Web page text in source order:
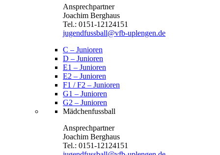
Ansprechpartner
Joachim Berghaus
Tel.: 0151-12124151
jugendfussball@vfb-uplengen.de
C – Junioren
D – Junioren
E1 – Junioren
E2 – Junioren
F1 / F2 – Junioren
G1 – Junioren
G2 – Junioren
Mädchenfussball
Ansprechpartner
Joachim Berghaus
Tel.: 0151-12124151